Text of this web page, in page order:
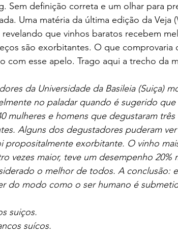
Sem definição correta e um olhar para
Uma matéria da última edição da Veja
que vinhos baratos recebem
são exorbitantes. O que comprovaria
com esse apelo. Trago aqui a trecho da
da Universidade da Basileia (Suiça)
no paladar quando é sugerido que
mulheres e homens que degustaram
Alguns dos degustadores puderam
propositalmente exorbitante. O vinho
vezes maior, teve um desempenho 20%
o melhor de todos. A conclusão:
do modo como o ser humano é
suiços.
suícos.